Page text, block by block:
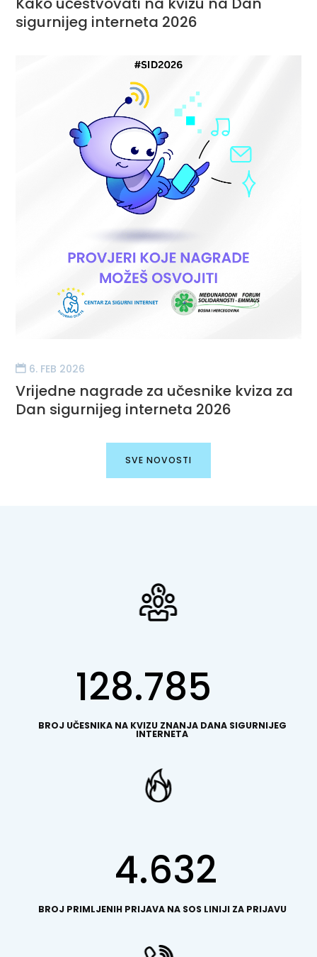
sigurnijeg interneta 2026
6. FEB 2026
Vrijedne nagrade za učesnike kviza za
Dan sigurnijeg interneta 2026
SVE NOVOSTI
128.785
BROJ UČESNIKA NA KVIZU ZNANJA DANA SIGURNIJEG
INTERNETA
4.632
BROJ PRIMLJENIH PRIJAVA NA SOS LINIJI ZA PRIJAVU